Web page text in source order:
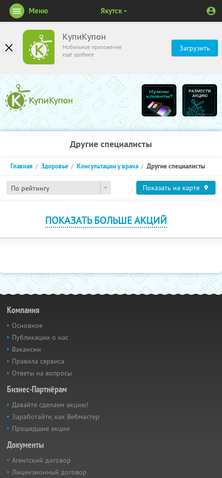
КупиКупон
Мобильное приложение
ещё удобнее
Загрузить
Меню Якутск
Другие специалисты
По рейтингу
Главная Здоровье Консультации у врача Другие специалисты
Показать на карте
ПОКАЗАТЬ БОЛЬШЕ АКЦИЙ
Компания
Основное
Публикации о нас
Вакансии
Правила сервиса
Ответы на вопросы
Бизнес-Партнёрам
Давайте сделаем акцию!
Заработайте, как Вебмастер
Прошедшие акции
Документы
Агентский договор
Лицензионный договор